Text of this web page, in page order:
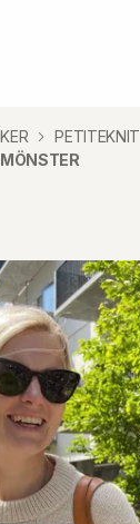
PETITEKNIT